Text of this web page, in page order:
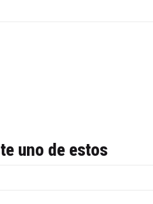
uno de estos